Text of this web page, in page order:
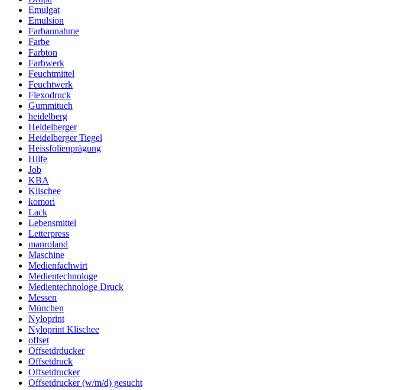
Emulgat
Emulsion
Farbannahme
Farbe
Farbton
Farbwerk
Feuchtmittel
Feuchtwerk
Flexodruck
Gummituch
heidelberg
Heidelberger
Heidelberger Tiegel
Heissfolienprägung
Hilfe
Job
KBA
Klischee
komori
Lack
Lebensmittel
Letterpress
manroland
Maschine
Medienfachwirt
Medientechnologe
Medientechnologe Druck
Messen
München
Nyloprint
Nyloprint Klischee
offset
Offsetdrducker
Offsetdruck
Offsetdrucker
Offsetdrucker (w/m/d) gesucht